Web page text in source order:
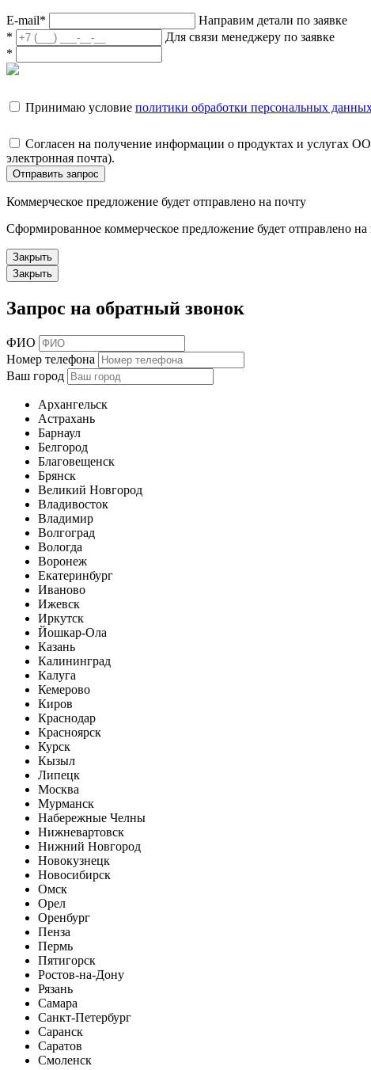
E-mail*
Направим детали по заявке
*
Для связи менеджеру по заявке
*
Принимаю условие политики обработки персональных
Согласен на получение информации о продуктах и услугах
электронная почта).
Отправить запрос
Коммерческое предложение будет отправлено на почту
Сформированное коммерческое предложение будет отправлено
Закрыть
Закрыть
Запрос на обратный звонок
ФИО
Номер телефона
Ваш город
Архангельск
Астрахань
Барнаул
Белгород
Благовещенск
Брянск
Великий Новгород
Владивосток
Владимир
Волгоград
Вологда
Воронеж
Екатеринбург
Иваново
Ижевск
Иркутск
Йошкар-Ола
Казань
Калининград
Калуга
Кемерово
Киров
Краснодар
Красноярск
Курск
Кызыл
Липецк
Москва
Мурманск
Набережные Челны
Нижневартовск
Нижний Новгород
Новокузнецк
Новосибирск
Омск
Орел
Оренбург
Пенза
Пермь
Пятигорск
Ростов-на-Дону
Рязань
Самара
Санкт-Петербург
Саранск
Саратов
Смоленск